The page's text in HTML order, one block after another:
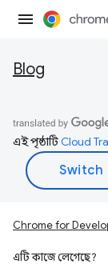
Blog
এই পৃষ্ঠাটিCloud
Chrome for
এটি কাজে লেগেছে?